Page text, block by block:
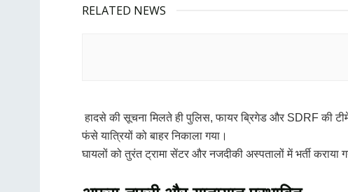
RELATED NEWS
हादसे की सूचना मिलते ही पुलिस, फायर ब्रिगेड और SDRF की
फंसे यात्रियों को बाहर निकाला गया।
घायलों को तुरंत ट्रामा सेंटर और नजदीकी अस्पतालों में भर्ती